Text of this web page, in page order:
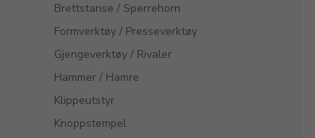
Brettstanse / Sperrehorn
Formverktøy / Presseverktøy
Gjengeverktøy / Rivaler
Hammer / Hamre
Klippeutstyr
Knoppstempel